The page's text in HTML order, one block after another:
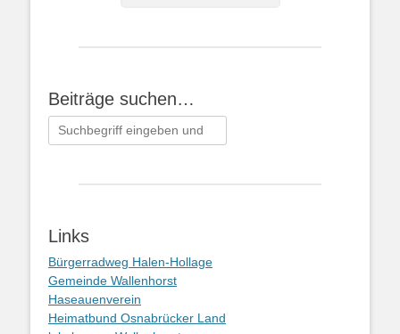
Beiträge suchen…
Suchen
nach:
Links
Bürgerradweg Halen-Hollage
Gemeinde Wallenhorst
Haseauenverein
Heimatbund Osnabrücker Land